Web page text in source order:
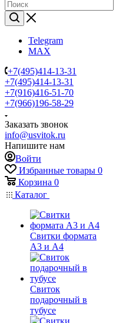
Telegram
MAX
+7(495)414-13-31
+7(495)414-13-31
+7(916)416-51-70
+7(966)196-58-29
Заказать звонок
info@usvitok.ru
Напишите нам
Войти
Избранные товары 0
Корзина 0
Каталог
Свитки формата
А3 и А4
Свиток
подарочный в
тубусе